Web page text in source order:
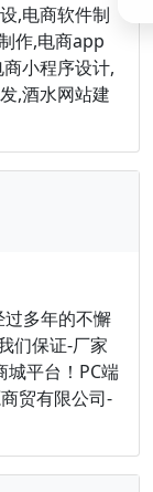
,电商软件制
作,电商app
小程序设计,
,酒水网站建
多年的不懈
们保证-厂家
城平台！PC端
贸有限公司-